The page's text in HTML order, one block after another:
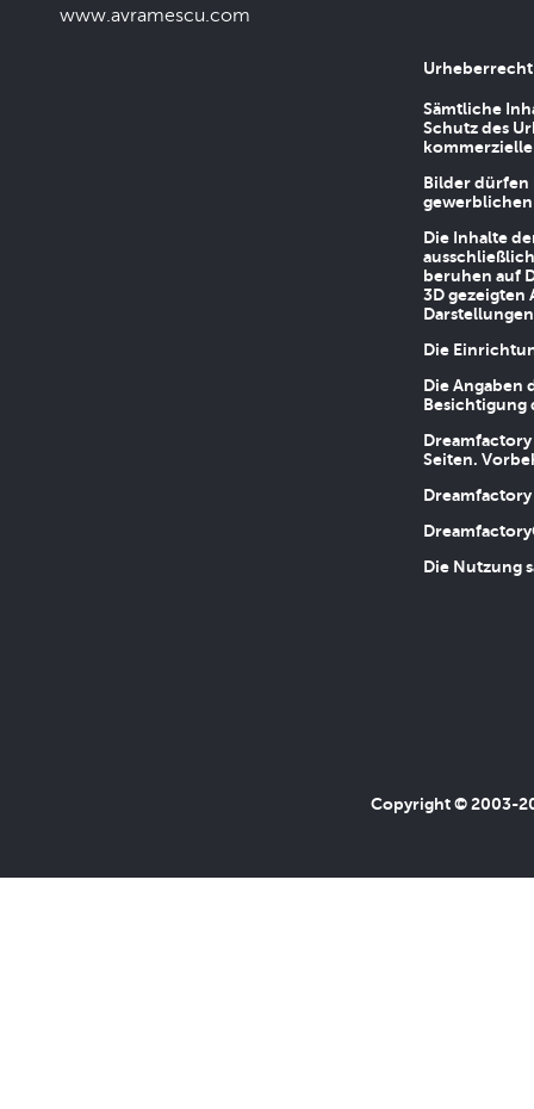
www.avramescu.com
Urheberrecht
Sämtliche
Schutz des
Bilder dürfen
Die Inhalte
beruhen auf
3D gezeigten
Die
Die
Besichtigung
Seiten.
Die Nutzung
Copyright © 2003-